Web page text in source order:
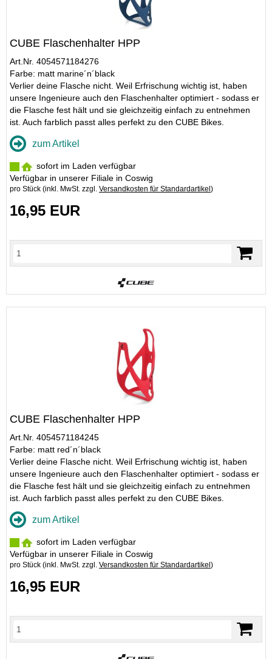
CUBE Flaschenhalter HPP
Art.Nr. 4054571184276
Farbe: matt marine´n´black
Verlier deine Flasche nicht. Weil Erfrischung wichtig ist, haben
unsere Ingenieure auch den Flaschenhalter optimiert - sodass er
die Flasche fest hält und sie gleichzeitig einfach zu entnehmen
ist. Auch farblich passt alles perfekt zu den CUBE Bikes.
zum Artikel
sofort im Laden verfügbar
Verfügbar in unserer Filiale in Coswig
pro Stück (inkl. MwSt. zzgl. Versandkosten für Standardartikel)
16,95 EUR
CUBE Flaschenhalter HPP
Art.Nr. 4054571184245
Farbe: matt red´n´black
Verlier deine Flasche nicht. Weil Erfrischung wichtig ist, haben
unsere Ingenieure auch den Flaschenhalter optimiert - sodass er
die Flasche fest hält und sie gleichzeitig einfach zu entnehmen
ist. Auch farblich passt alles perfekt zu den CUBE Bikes.
zum Artikel
sofort im Laden verfügbar
Verfügbar in unserer Filiale in Coswig
pro Stück (inkl. MwSt. zzgl. Versandkosten für Standardartikel)
16,95 EUR